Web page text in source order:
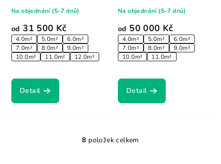
od 31 500 Kč
4.0m² 5.0m²
6.0m²
7.0m²
8.0m²
9.0m²
10.0m²
11.0m² 12.0m²
Na objednání (5–7 dnů)
Detail
od 50 000 Kč
4.0m² 5.0m²
6.0m²
7.0m²
8.0m²
9.0m²
10.0m²
11.0m²
Na objednání (5–7 dnů)
Detail
O
8 položek celkem